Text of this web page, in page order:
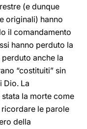
(e dunque
originali) hanno
il comandamento
hanno perduto la
anche la
“costituiti” sin
Dio. La
la morte come
le parole
della